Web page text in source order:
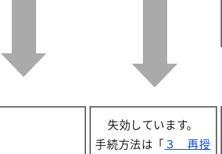
失効しています。
手続方法は「３ 再授